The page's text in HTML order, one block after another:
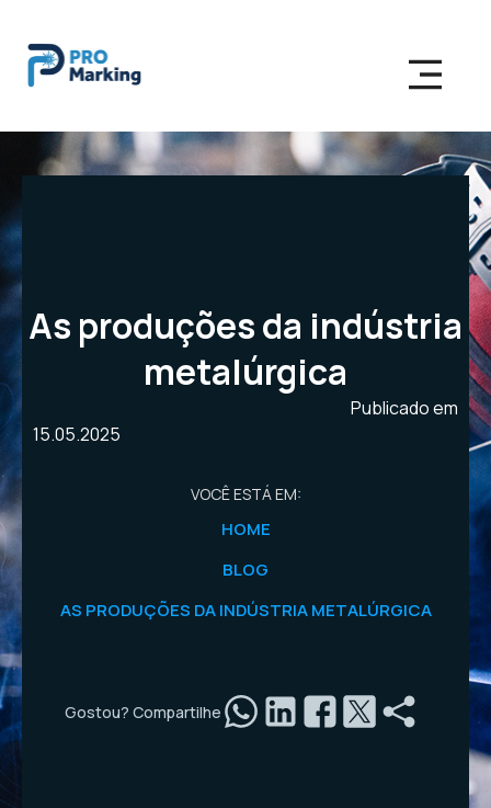
As produções da indústria
metalúrgica
Publicado em
15.05.2025
VOCÊ ESTÁ EM:
HOME
BLOG
AS PRODUÇÕES DA INDÚSTRIA METALÚRGICA
Gostou? Compartilhe